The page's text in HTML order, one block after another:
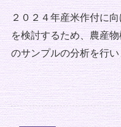
２０２４年産米作付に
を検討するため、農産
のサンプルの分析を行